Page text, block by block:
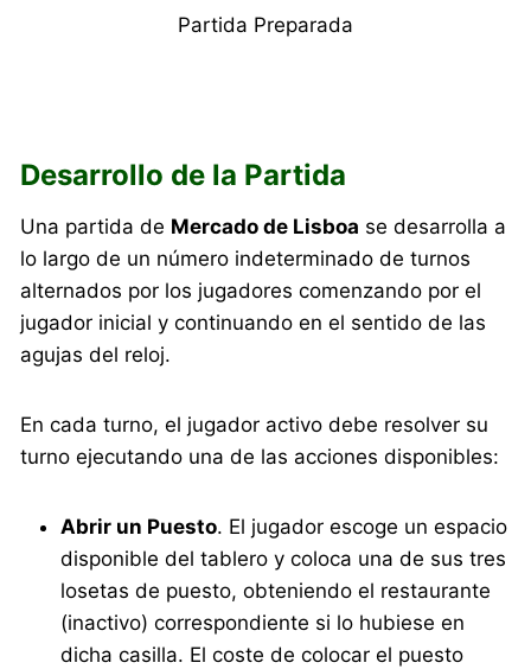
Partida Preparada
Desarrollo de la Partida
Una partida de Mercado de Lisboa se desarrolla a
lo largo de un número indeterminado de turnos
alternados por los jugadores comenzando por el
jugador inicial y continuando en el sentido de las
agujas del reloj.
En cada turno, el jugador activo debe resolver su
turno ejecutando una de las acciones disponibles:
Abrir un Puesto. El jugador escoge un espacio
disponible del tablero y coloca una de sus tres
losetas de puesto, obteniendo el restaurante
(inactivo) correspondiente si lo hubiese en
dicha casilla. El coste de colocar el puesto